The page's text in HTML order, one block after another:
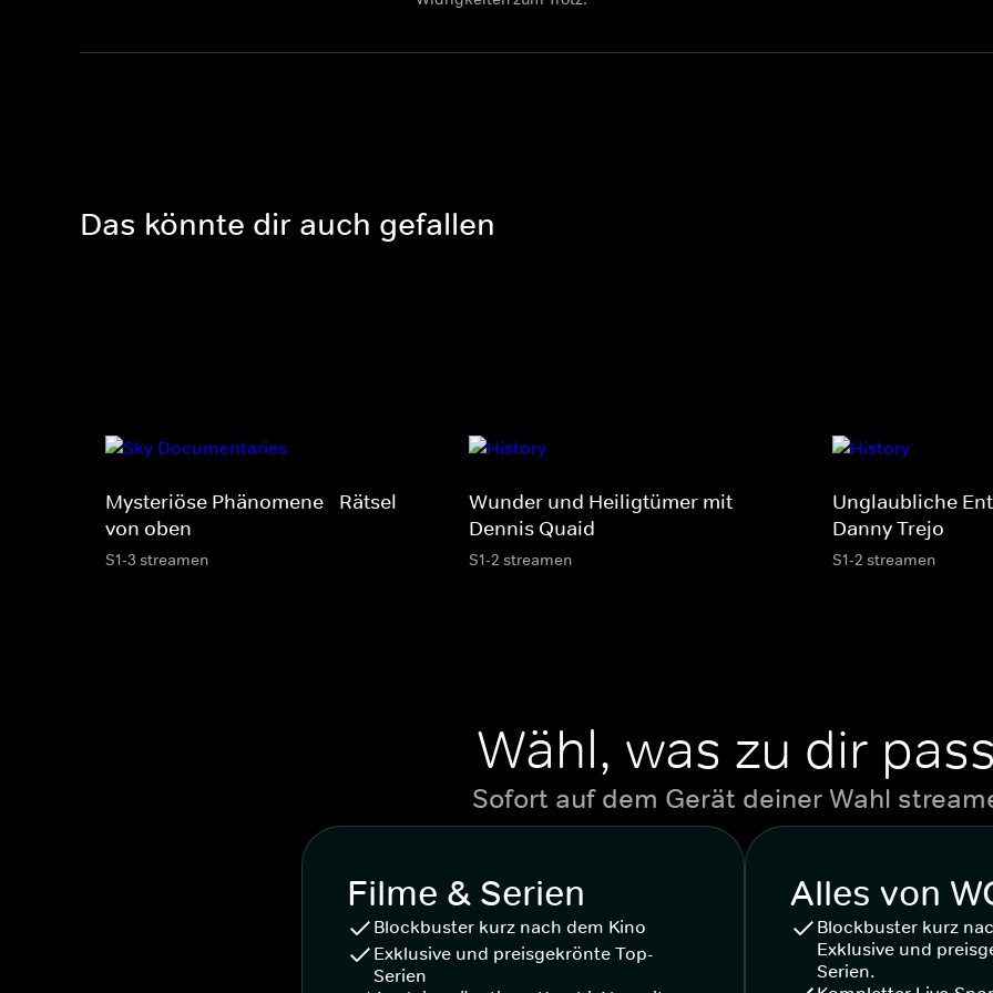
Das könnte dir auch gefallen
Mysteriöse Phänomene - Rätsel
von oben
S1-3 streamen
Wunder und Heiligtümer mit
Dennis Quaid
S1-2 streamen
Unglaubliche
Danny Trejo
S1-2 streamen
Wähl, was zu dir
Sofort auf dem Gerät deiner Wahl
Filme & Serien
Blockbuster kurz nach dem Kino
Exklusive und preisgekrönte Top-
Serien
Alles von
Blockbuster kurz
Exklusive und
Serien.